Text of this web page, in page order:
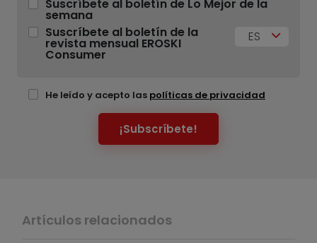
Suscríbete al boletín de Lo Mejor de la
semana
Suscríbete al boletín de la
revista mensual EROSKI
Consumer
ES
He leído y acepto las políticas de privacidad
¡Subscríbete!
Artículos relacionados